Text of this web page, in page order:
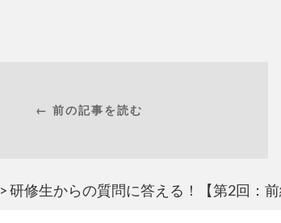
← 前の記事を読む
> 研修生からの質問に答える！【第2回：前